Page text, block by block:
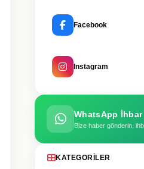
Facebook
Instagram
WhatsApp İhbar
Bize haber gönderin,
KATEGORILER